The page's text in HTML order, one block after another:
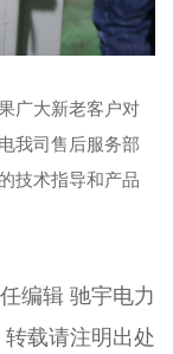
广大新老客户对
我司售后服务部
技术指导和产品
编辑 驰宇电力
载请注明出处